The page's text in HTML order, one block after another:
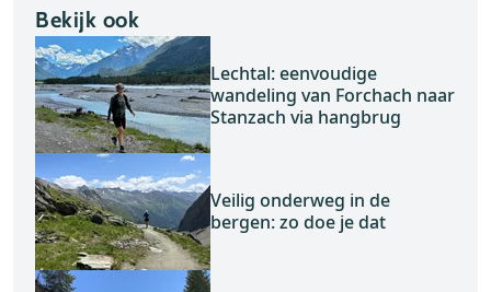
Bekijk ook
Lechtal: eenvoudige
wandeling van Forchach naar
Stanzach via hangbrug
Veilig onderweg in de
bergen: zo doe je dat